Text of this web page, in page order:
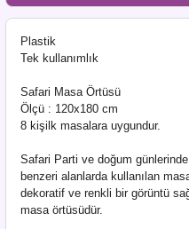
Plastik
Tek kullanımlık
Safari Masa Örtüsü
Ölçü : 120x180 cm
8 kişilk masalara uygundur.
Safari Parti ve doğum
benzeri alanlarda kullanılan
dekoratif ve renkli bir görüntü
masa örtüsüdür.